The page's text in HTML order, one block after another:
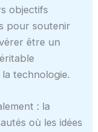
objectifs
pour soutenir
être un
technologie.
: la
où les idées